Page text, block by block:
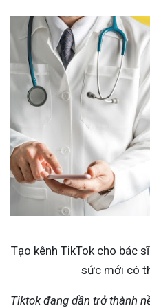
Tạo kênh TikTok cho bác
sức mới có
Tiktok đang dần trở thành